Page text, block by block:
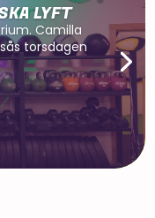
LYFT
Camilla
torsdagen